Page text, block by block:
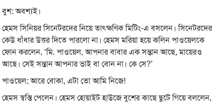
বুশ: অবশ্যই।
হেমস সিনিয়র সিনেটরদের নিয়ে তাৎক্ষণিক মিটিং-এ বসলেন। সিনেটরদের
কেউ ধাঁধার উত্তর দিতে পারলো না। হেমস মরিয়া হয়ে কলিন পাওয়েলকে
ফোন করলেন, ‘মি. পাওয়েল, আপনার বাবার এক সন্তান আছে, মায়েরও
আছে। সেই সন্তান আপনার ভাই বা বোন না। কে সে?’
পাওয়েল; আরে বোকা, এটা তো আমি নিজে!
হেমস স্বস্তি পেলেন। হেমস হোয়াইট হাউজে বুশের কাছে ছুটে গিয়ে বললেন,